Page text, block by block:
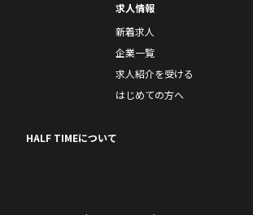
求人情報
新着求人
企業一覧
求人紹介を受ける
はじめての方へ
HALF TIMEについて